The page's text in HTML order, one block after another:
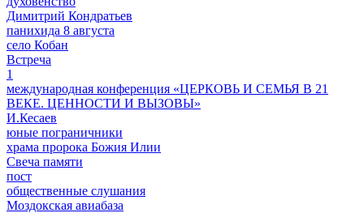
Димитрий Кондратьев
панихида 8 августа
село Кобан
Встреча
1
международная конференция «ЦЕРКОВЬ И СЕМЬЯ В 21
ВЕКЕ. ЦЕННОСТИ И ВЫЗОВЫ»
И.Кесаев
юные пограничники
храма пророка Божия Илии
Свеча памяти
пост
общественные слушания
Моздокская авиабаза